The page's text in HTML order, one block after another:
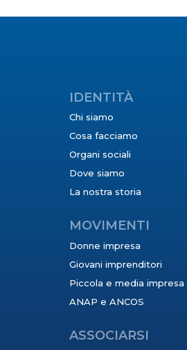
IDENTITÀ
Chi siamo
Cosa facciamo
Organi sociali
Dove siamo
La nostra storia
MOVIMENTI
Donne impresa
Giovani imprenditori
Piccola e media impresa
ANAP e ANCOS
ASSOCIARSI